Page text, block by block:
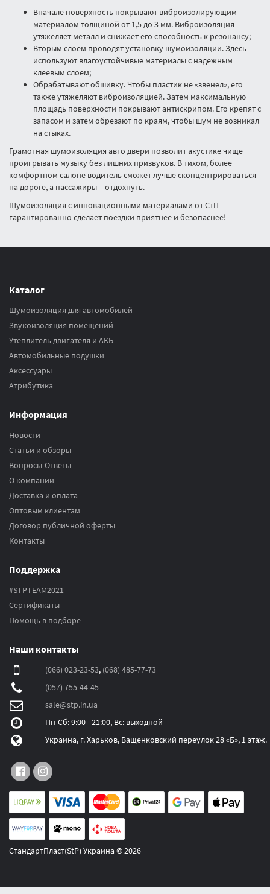
Вначале поверхность покрывают виброизолирующим
материалом толщиной от 1,5 до 3 мм. Виброизоляция
утяжеляет металл и снижает его способность к резонансу;
Вторым слоем проводят установку шумоизоляции. Здесь
используют влагоустойчивые материалы с надежным
клеевым слоем;
Обрабатывают обшивку. Чтобы пластик не «звенел», его
также утяжеляют виброизоляцией. Затем максимальную
площадь поверхности покрывают антискрипом. Его крепят с
запасом и затем обрезают по краям, чтобы шум не возникал
на стыках.
Грамотная шумоизоляция авто двери позволит акустике чище
проигрывать музыку без лишних призвуков. В тихом, более
комфортном салоне водитель сможет лучше сконцентрироваться
на дороге, а пассажиры – отдохнуть.
Шумоизоляция с инновационными материалами от СтП
гарантированно сделает поездки приятнее и безопаснее!
Каталог
Шумоизоляция для автомобилей
Звукоизоляция помещений
Утеплитель двигателя и АКБ
Автомобильные подушки
Аксесcуары
Атрибутика
Информация
Новости
Статьи и обзоры
Вопросы-Ответы
О компании
Доставка и оплата
Оптовым клиентам
Договор публичной оферты
Контакты
Поддержка
#STPTEAM2021
Сертификаты
Помощь в подборе
Наши контакты
(066) 023-23-53, (068) 485-77-73
(057) 755-44-45
sale@stp.in.ua
Пн-Сб: 9:00 - 21:00, Вс: выходной
Украина, г. Харьков, Ващенковский переулок 28 «Б», 1 этаж.
СтандартПласт(StP) Украина © 2026